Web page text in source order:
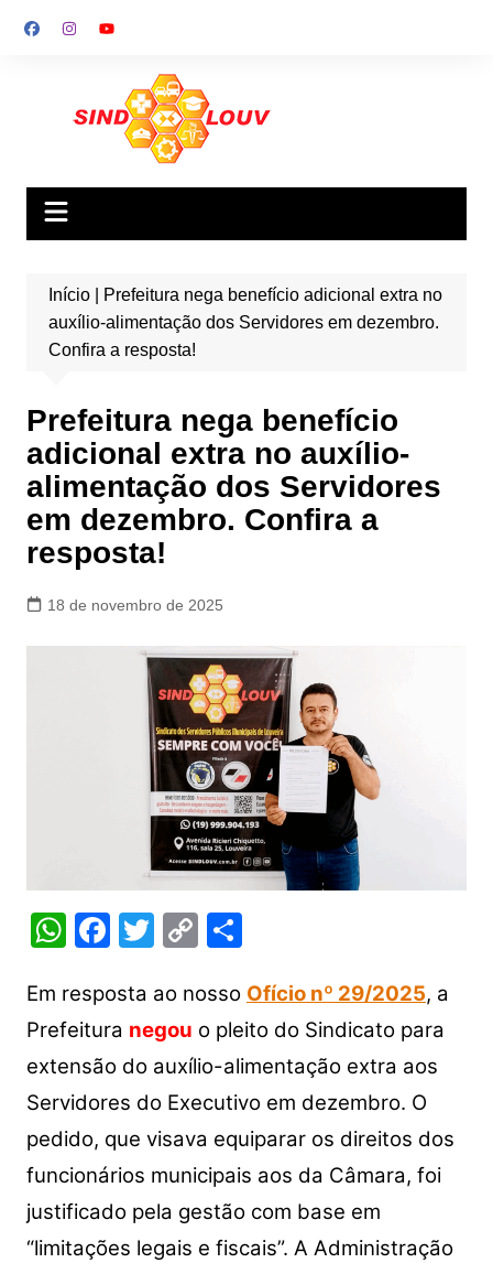
para
Início|
Prefeitura nega benefício adicional extra no
auxílio-alimentação dos Servidores em dezembro.
Confira a resposta!
Prefeitura nega benefício
adicional extra no auxílio-
alimentação dos Servidores
em dezembro. Confira a
resposta!
18 de novembro de 2025
W
at
s
A
p
p
F
c
e
b
o
o
k
T
itt
er
C
p
y
Li
n
k
S
ar
e
Em resposta ao nosso Ofício nº 29/2025, a
Prefeitura negou o pleito do Sindicato para
extensão do auxílio-alimentação extra aos
Servidores do Executivo em dezembro. O
pedido, que visava equiparar os direitos dos
funcionários municipais aos da Câmara, foi
justificado pela gestão com base em
“limitações legais e fiscais”. A Administração